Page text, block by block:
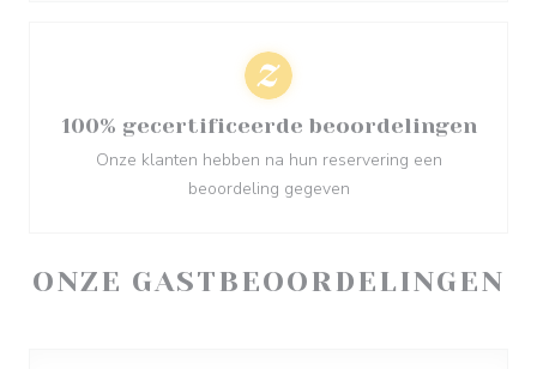
ONZE GASTBEOORDELINGEN
100% gecertificeerde beoordelingen
Onze klanten hebben na hun reservering een
beoordeling gegeven